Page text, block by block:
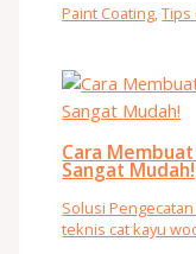
Paint Coating,Tips
Cara
Sangat Mudah!
Solusi
teknis cat kayu